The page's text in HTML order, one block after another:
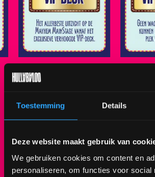
Toestemming Details
Deze website maakt gebruik van
We gebruiken cookies om content en
personaliseren, om functies voor social
SPONSOR
VERBINDEN EN BELEVEN OP